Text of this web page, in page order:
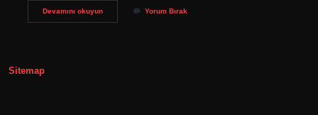
Devamını okuyunArkeolog
Yorum Bırak
Sitemap